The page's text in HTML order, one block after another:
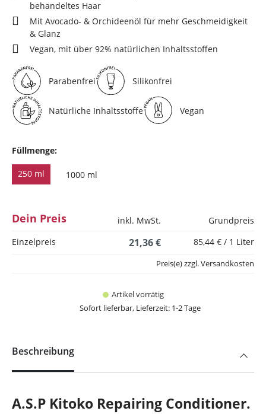
behandeltes Haar
Mit Avocado- & Orchideenöl für mehr Geschmeidigkeit
& Glanz
Vegan, mit über 92% natürlichen Inhaltsstoffen
Parabenfrei Silikonfrei
Natürliche Inhaltsstoffe Vegan
Füllmenge:
250 ml 1000 ml
Dein Preis inkl. MwSt.
Grundpreis
Einzelpreis
21,36 € 85,44 € / 1 Liter
Artikel vorrätig
Sofort lieferbar, Lieferzeit: 1-2 Tage
Preis(e) zzgl. Versandkosten
Beschreibung
A.S.P Kitoko Repairing Conditioner.